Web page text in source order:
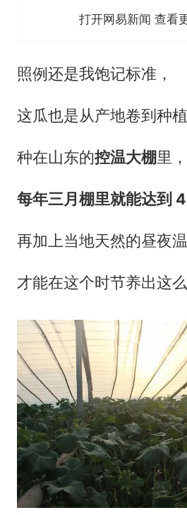
打开网易新闻 查看
照例还是我饱记标准，
这瓜也是从产地卷到种植
种在山东的控温大棚里，
每年三月棚里就能达到
再加上当地天然的昼夜温
才能在这个时节养出这么